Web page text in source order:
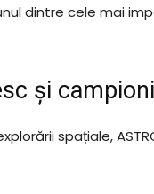
dintre cele mai
și
spațiale,